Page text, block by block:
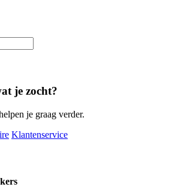
je zocht?
je graag verder.
Klantenservice